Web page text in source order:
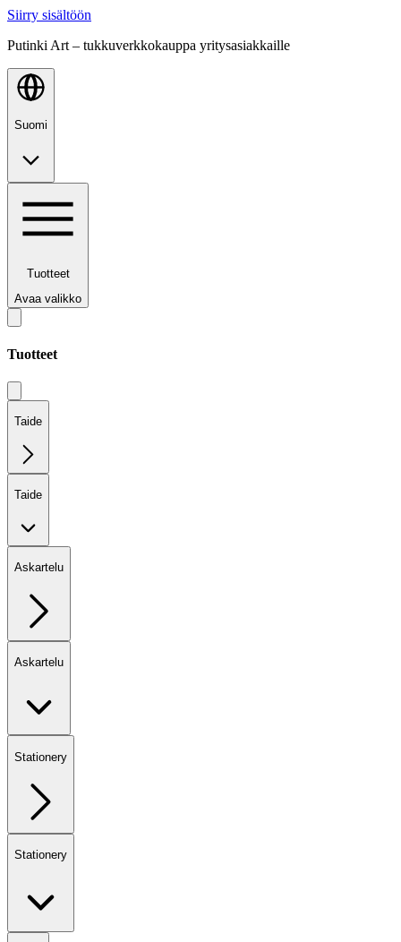
Siirry sisältöön
Putinki Art – tukkuverkkokauppa yritysasiakkaille
Suomi
Tuotteet
Avaa valikko
Tuotteet
Taide
Taide
Askartelu
Askartelu
Stationery
Stationery